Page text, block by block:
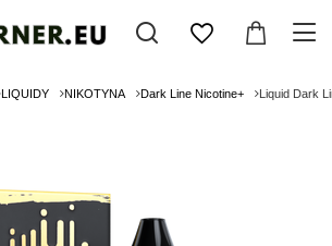
LIQUIDY NIKOTYNA Dark Line Nicotine+ Liquid Dark